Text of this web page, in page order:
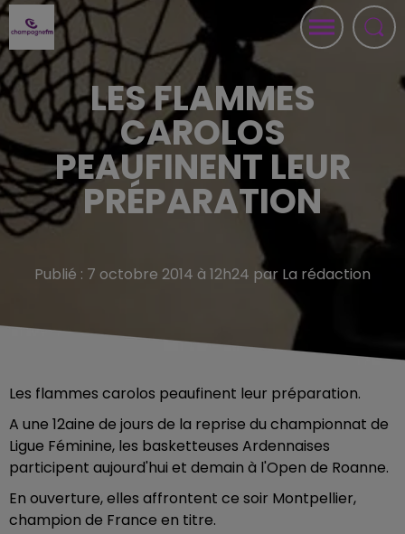
LES FLAMMES
CAROLOS
PEAUFINENT LEUR
PRÉPARATION
Publié : 7 octobre 2014 à 12h24 par La rédaction
Les flammes carolos peaufinent leur préparation.
A une 12aine de jours de la reprise du championnat de
Ligue Féminine, les basketteuses Ardennaises
participent aujourd'hui et demain à l'Open de Roanne.
En ouverture, elles affrontent ce soir Montpellier,
champion de France en titre.